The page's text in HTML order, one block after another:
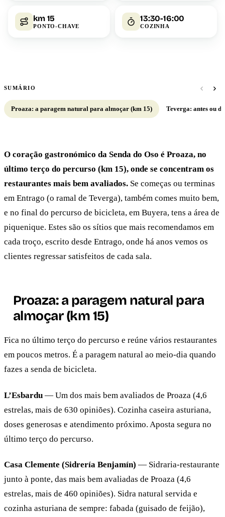
km 15
PONTO-CHAVE
13:30-16:00
COZINHA
SUMÁRIO
Proaza: a paragem natural para almoçar (km 15) Teverga: antes ou
O coração gastronómico da Senda do Oso é Proaza, no
último terço do percurso (km 15), onde se concentram os
restaurantes mais bem avaliados. Se começas ou terminas
em Entrago (o ramal de Teverga), também comes muito bem,
e no final do percurso de bicicleta, em Buyera, tens a área de
piquenique. Estes são os sítios que mais recomendamos em
cada troço, escrito desde Entrago, onde há anos vemos os
clientes regressar satisfeitos de cada sala.
Proaza: a paragem natural para
almoçar (km 15)
Fica no último terço do percurso e reúne vários restaurantes
em poucos metros. É a paragem natural ao meio-dia quando
fazes a senda de bicicleta.
L’Esbardu — Um dos mais bem avaliados de Proaza (4,6
estrelas, mais de 630 opiniões). Cozinha caseira asturiana,
doses generosas e atendimento próximo. Aposta segura no
último terço do percurso.
Casa Clemente (Sidrería Benjamín) — Sidraria-restaurante
junto à ponte, das mais bem avaliadas de Proaza (4,6
estrelas, mais de 460 opiniões). Sidra natural servida e
cozinha asturiana de sempre: fabada (guisado de feijão),